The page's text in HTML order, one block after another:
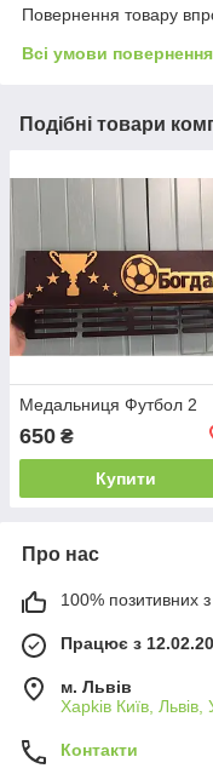
Повернення товару
Всі умови повернення
Подібні товари
Медальниця Футбол 2
650 ₴
Купити
Про нас
100% позитивних з
Працює з
м. Львів
Харkiв Київ, Львів,
Контакти